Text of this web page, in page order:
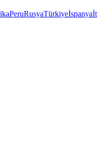
PeruRusyaTürkiyeİspanya